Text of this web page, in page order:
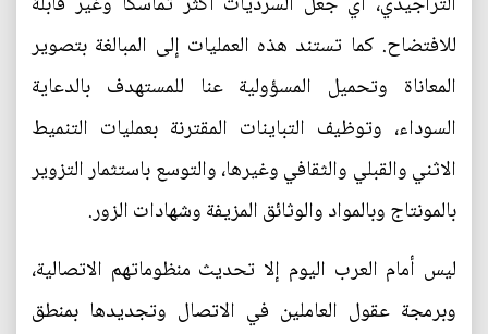
للافتضاح‮. ‬كما تستند هذه العمليات إلى المبالغة بتصوير
المعاناة وتحميل المسؤولية عنا للمستهدف بالدعاية
السوداء،‮ ‬وتوظيف التباينات المقترنة بعمليات التنميط
الاثني‮ ‬والقبلي‮ ‬والثقافي‮ ‬وغيرها،‮ ‬والتوسع باستثمار التزوير
بالمونتاج وبالمواد والوثائق المزيفة وشهادات‮ ‬الزور‮. ‬
ليس أمام العرب اليوم إلا تحديث منظوماتهم الاتصالية‮‬،‮
‬وبرمجة عقول العاملين في‮ ‬الاتصال وتجديدها بمنطق